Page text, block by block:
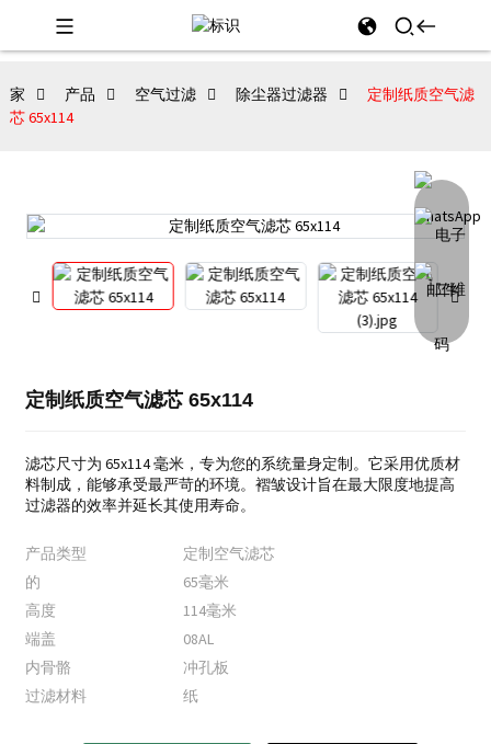
家 产品 空气过滤 除尘器过滤器
定制纸质空气滤
芯 65x114
定制纸质空气滤芯 65x114
滤芯尺寸为 65x114 毫米，专为您的系统量身定制。它采用优质材
料制成，能够承受最严苛的环境。褶皱设计旨在最大限度地提高
过滤器的效率并延长其使用寿命。
产品类型
定制空气滤芯
的
65毫米
高度
114毫米
端盖
08AL
内骨骼
冲孔板
过滤材料
纸